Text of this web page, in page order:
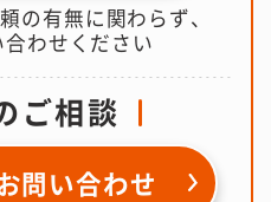
の有無に関わらず、
わせください
ご相談
問い合わせ